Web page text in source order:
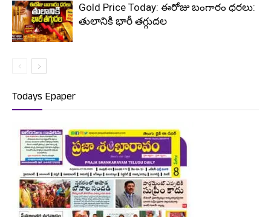
Gold Price Today: ఈరోజు బంగారం ధరలు:
తులానికి భారీ తగ్గుదల
Todays Epaper